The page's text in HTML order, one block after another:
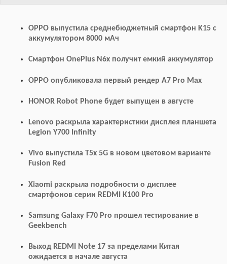
OPPO выпустила среднебюджетный смартфон K15 с
аккумулятором 8000 мАч
Смартфон OnePlus N6x получит емкий аккумулятор
OPPO опубликовала первый рендер A7 Pro Max
HONOR Robot Phone будет выпущен в августе
Lenovo раскрыла характеристики дисплея планшета
Legion Y700 Infinity
Vivo выпустила T5x 5G в новом цветовом варианте
Fusion Red
Xiaomi раскрыла подробности о дисплее
смартфонов серии REDMI K100 Pro
Samsung Galaxy F70 Pro прошел тестирование в
Geekbench
Выход REDMI Note 17 за пределами Китая
ожидается в начале августа